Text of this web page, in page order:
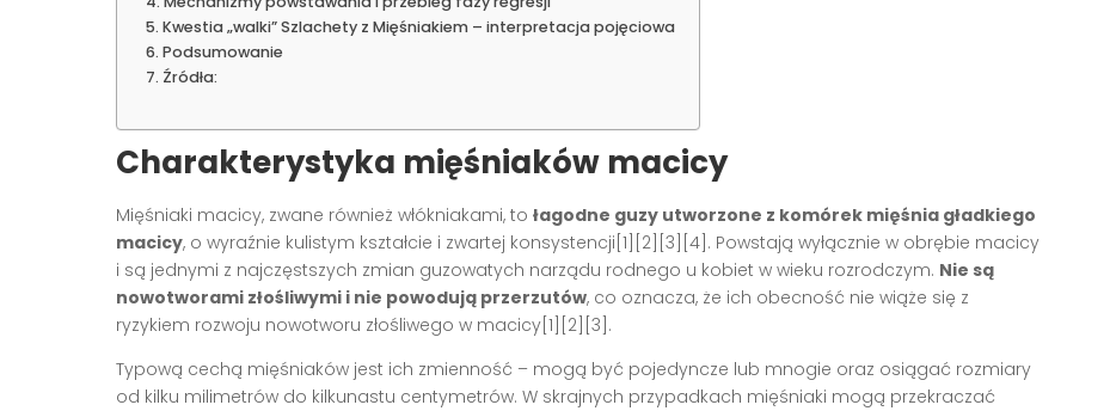
Kwestia „walki” Szlachety z Mięśniakiem – interpretacja pojęciowa
Podsumowanie
Źródła:
Charakterystyka mięśniaków macicy
Mięśniaki macicy, zwane również włókniakami, to łagodne guzy utworzone z komórek mięśnia gładkiego
macicy, o wyraźnie kulistym kształcie i zwartej konsystencji[1][2][3][4]. Powstają wyłącznie w obrębie macicy
i są jednymi z najczęstszych zmian guzowatych narządu rodnego u kobiet w wieku rozrodczym. Nie są
nowotworami złośliwymi i nie powodują przerzutów, co oznacza, że ich obecność nie wiąże się z
ryzykiem rozwoju nowotworu złośliwego w macicy[1][2][3].
Typową cechą mięśniaków jest ich zmienność – mogą być pojedyncze lub mnogie oraz osiągać rozmiary
od kilku milimetrów do kilkunastu centymetrów. W skrajnych przypadkach mięśniaki mogą przekraczać